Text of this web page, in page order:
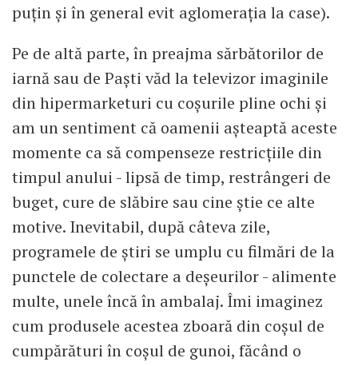
puțin și în general evit aglomerația la case).
Pe de altă parte, în preajma sărbătorilor de
iarnă sau de Paști văd la televizor imaginile
din hipermarketuri cu coșurile pline ochi și
am un sentiment că oamenii așteaptă aceste
momente ca să compenseze restricțiile din
timpul anului - lipsă de timp, restrângeri de
buget, cure de slăbire sau cine știe ce alte
motive. Inevitabil, după câteva zile,
programele de știri se umplu cu filmări de la
punctele de colectare a deșeurilor - alimente
multe, unele încă în ambalaj. Îmi imaginez
cum produsele acestea zboară din coșul de
cumpărături în coșul de gunoi, făcând o